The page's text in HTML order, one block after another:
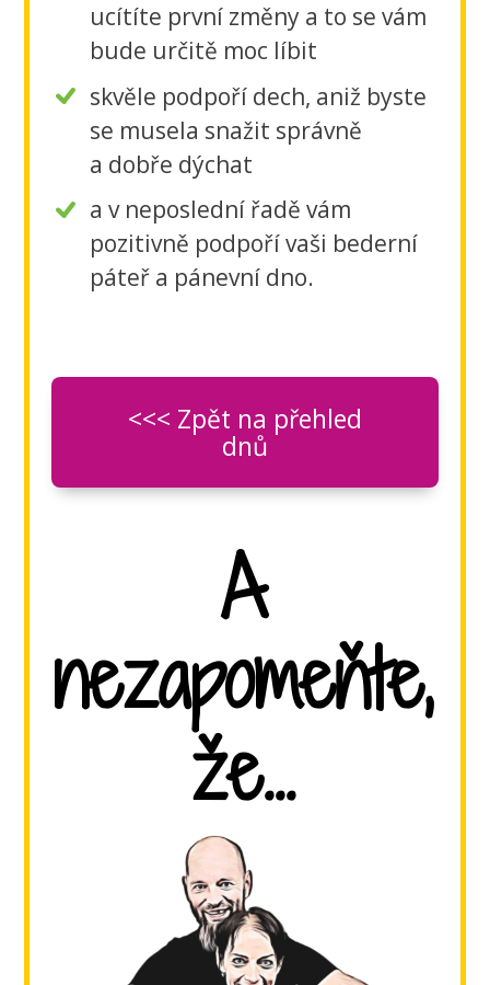
ucítíte první změny a to se vám
bude určitě moc líbit
skvěle podpoří dech, aniž byste
se musela snažit správně
a dobře dýchat
a v neposlední řadě vám
pozitivně podpoří vaši bederní
páteř a pánevní dno.
<<< Zpět na přehled
dnů
A
nezapomeňte,
že...